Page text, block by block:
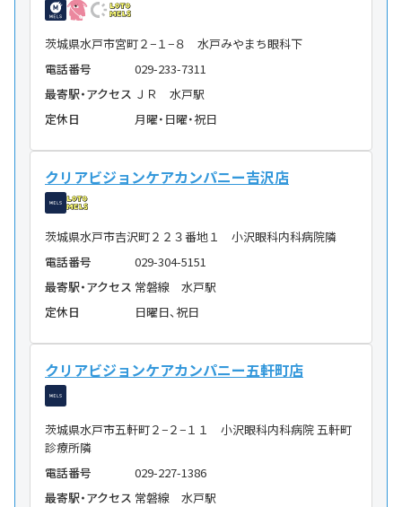
茨城県水戸市宮町２−１−８ 水戸みやまち眼科下
電話番号
029-233-7311
最寄駅・アクセス ＪＲ 水戸駅
定休日
月曜・日曜・祝日
クリアビジョンケアカンパニー吉沢店
茨城県水戸市吉沢町２２３番地１ 小沢眼科内科病院隣
電話番号
029-304-5151
最寄駅・アクセス 常磐線 水戸駅
定休日
日曜日、祝日
クリアビジョンケアカンパニー五軒町店
茨城県水戸市五軒町２−２−１１ 小沢眼科内科病院 五軒町
診療所隣
電話番号
029-227-1386
最寄駅・アクセス 常磐線 水戸駅